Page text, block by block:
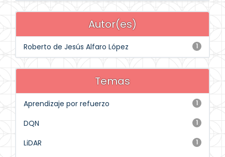
Autor(es)
1
Roberto de Jesús Alfaro López
Temas
1
Aprendizaje por refuerzo
1
DQN
1
LiDAR